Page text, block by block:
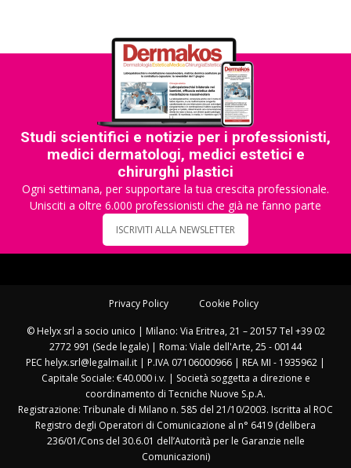
Studi scientifici e notizie per i professionisti,
medici dermatologi, medici estetici e
chirurghi plastici
Ogni settimana, per supportare la tua crescita professionale.
Unisciti a oltre 6.000 professionisti che già ne fanno parte
ISCRIVITI ALLA NEWSLETTER
Privacy Policy Cookie Policy
© Helyx srl a socio unico | Milano: Via Eritrea, 21 – 20157 Tel +39 02
2772 991 (Sede legale) | Roma: Viale dell'Arte, 25 - 00144
PEC helyx.srl@legalmail.it | P.IVA 07106000966 | REA MI - 1935962 |
Capitale Sociale: €40.000 i.v. | Società soggetta a direzione e
coordinamento di Tecniche Nuove S.p.A.
Registrazione: Tribunale di Milano n. 585 del 21/10/2003. Iscritta al ROC
Registro degli Operatori di Comunicazione al n° 6419 (delibera
236/01/Cons del 30.6.01 dell’Autorità per le Garanzie nelle
Comunicazioni)